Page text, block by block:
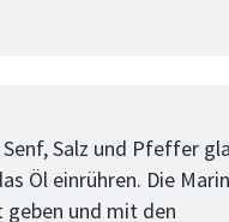
Senf, Salz und Pfeffer
Öl einrühren. Die
geben und mit den